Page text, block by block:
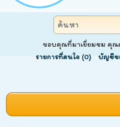
ขอบคุณที่มาเยี่ยมชม คุณ
รายการที่สนใจ (0)
บัญชีข